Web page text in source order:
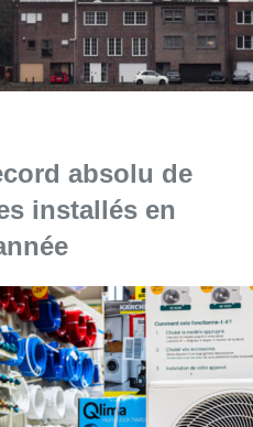
absolu de
installés en